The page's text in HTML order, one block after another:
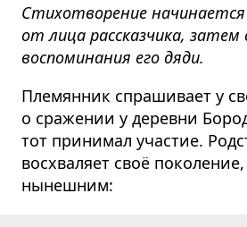
Стихотворение
от лица рассказчика, затем
воспоминания его дяди.
Племянник спрашивает у
о сражении у деревни
тот принимал участие.
восхваляет своё
нынешним: